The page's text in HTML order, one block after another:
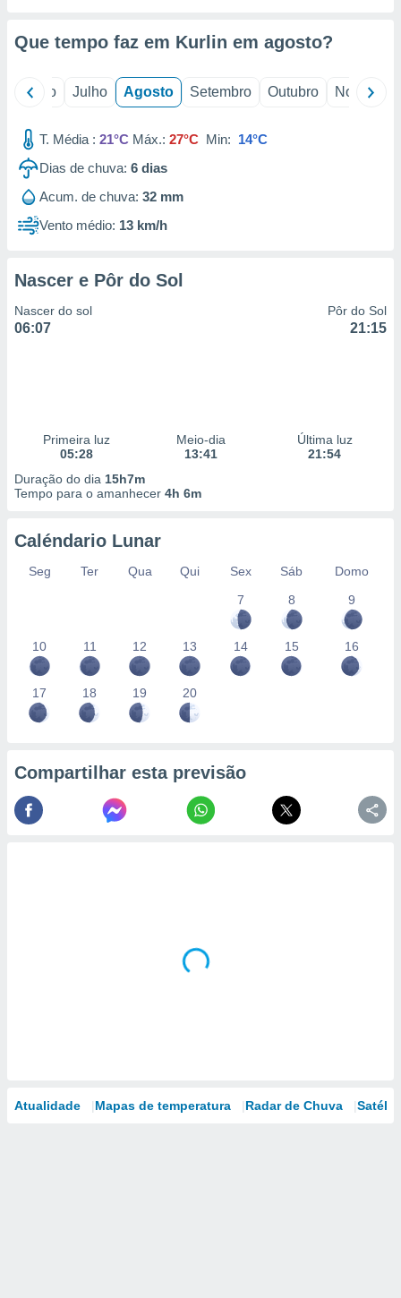
estudos
de
1199
Que tempo faz em Kurlin em agosto?
Junho Julho Agosto Setembro Outubro Novembro
T. Média : 21°C Máx.: 27°C Min: 14°C
Dias de chuva: 6 dias
Acum. de chuva: 32 mm
Vento médio: 13 km/h
Nascer e Pôr do Sol
Nascer do sol
06:07
Pôr do Sol
21:15
Primeira luz
05:28
Meio-dia
13:41
Última luz
21:54
Duração do dia 15h7m
Tempo para o amanhecer 4h 6m
Caléndario Lunar
Seg Ter Qua Qui Sex Sáb
Domo
7
8 9
10 11 12 13 14 15 16
17 18 19 20
Compartilhar esta previsão
Atualidade Mapas de temperatura Radar de Chuva